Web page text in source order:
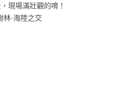
現場滿壯觀的唷！
林-海陸之交